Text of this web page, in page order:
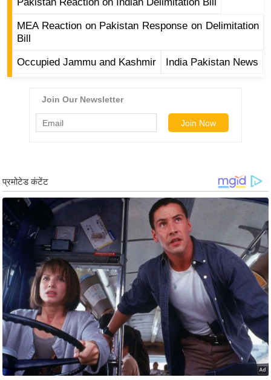
B
e
k
s
ला
फ
स्टा
इ
ल
क्नॉ
लॉ
जी
ब्यू
टी
Pakistan Reaction on Indian Delimitation Bill
MEA Reaction on Pakistan Response on Delimitation
Bill
Occupied Jammu and Kashmir India Pakistan News